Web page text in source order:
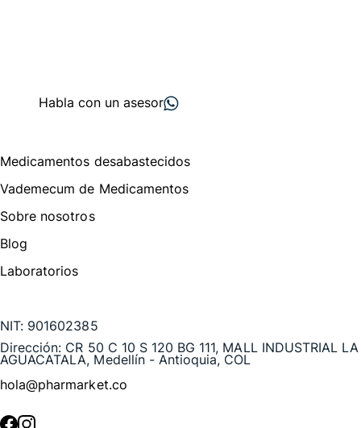
Habla con un asesor
Medicamentos desabastecidos
Vademecum de Medicamentos
Sobre nosotros
Blog
Laboratorios
NIT: 901602385
Dirección: CR 50 C 10 S 120 BG 111, MALL INDUSTRIAL LA
AGUACATALA, Medellín - Antioquia, COL
hola@pharmarket.co